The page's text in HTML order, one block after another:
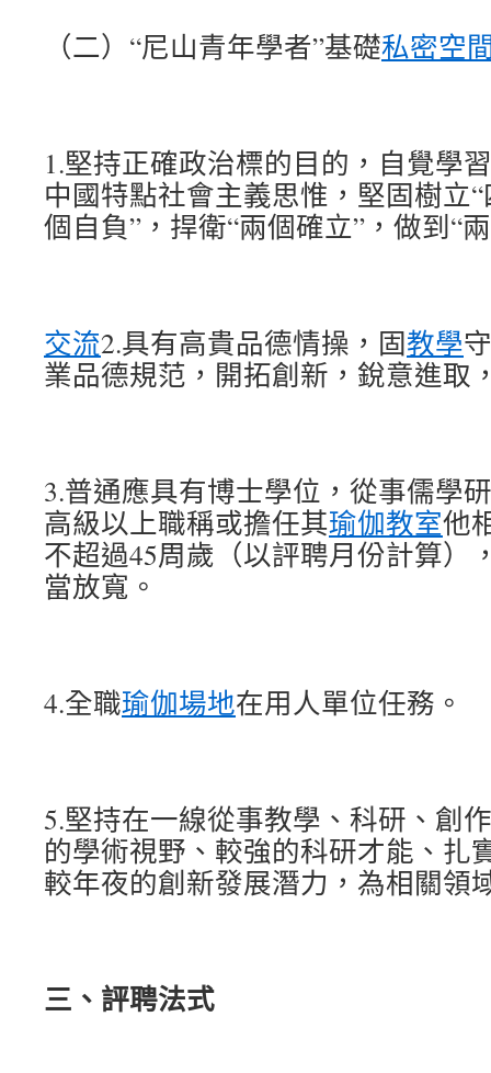
（二）“尼山青年學者”基礎私密空
1.堅持正確政治標的目的，自覺學
中國特點社會主義思惟，堅固樹立
個自負”，捍衛“兩個確立”，做到“
交流2.具有高貴品德情操，固教學
業品德規范，開拓創新，銳意進取
3.普通應具有博士學位，從事儒學
高級以上職稱或擔任其瑜伽教室他
不超過45周歲（以評聘月份計算）
當放寬。
4.全職瑜伽場地在用人單位任務。
5.堅持在一線從事教學、科研、創
的學術視野、較強的科研才能、扎
較年夜的創新發展潛力，為相關領
三、評聘法式